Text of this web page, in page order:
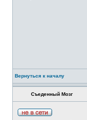
Вернуться к началу
Съеденный Мозг